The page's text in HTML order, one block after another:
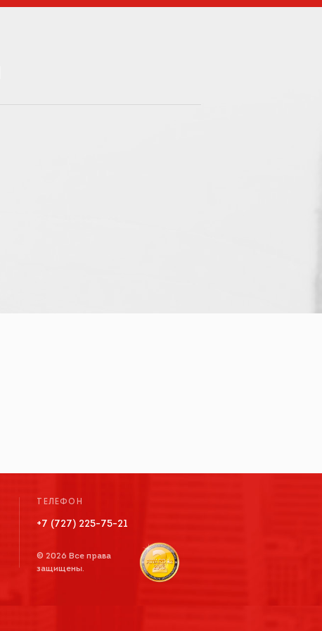
ТЕЛЕФОН
+7 (727) 225-75-21
© 2026 Все права
защищены.